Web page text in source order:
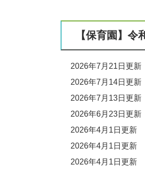
【保育園】令
2026年7月21日更新
2026年7月14日更新
2026年7月13日更新
2026年6月23日更新
2026年4月1日更新
2026年4月1日更新
2026年4月1日更新